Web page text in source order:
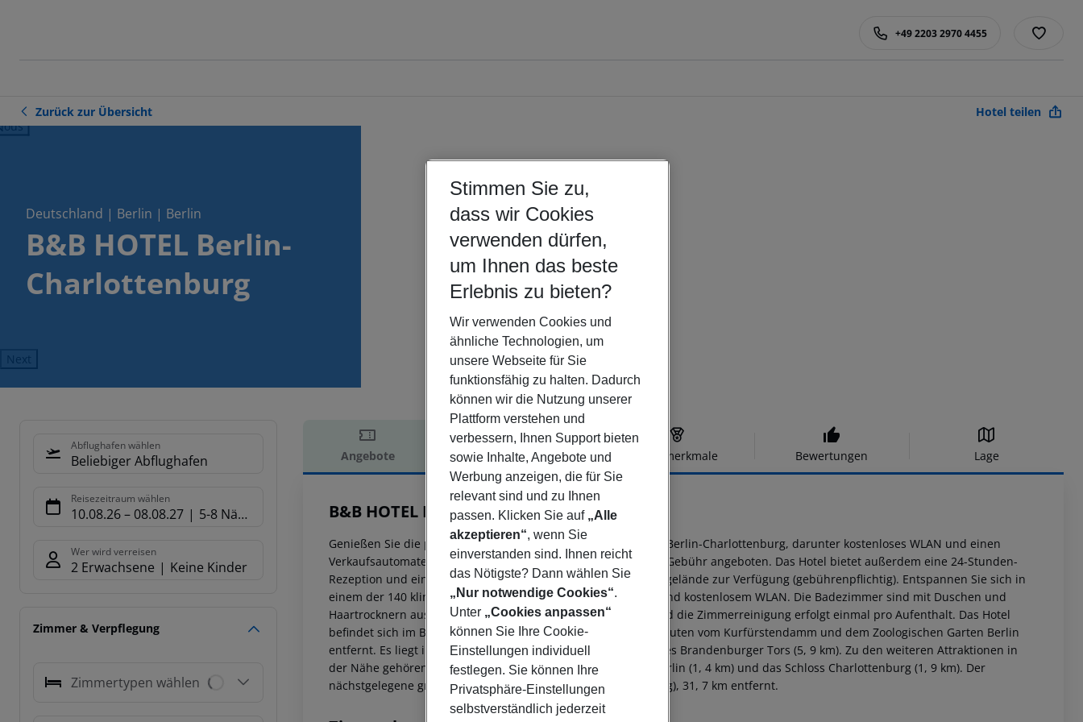
+49 2203 2970 4455
Zurück zur Übersicht Hotel teilen
Deutschland | Berlin | Berlin
B&B HOTEL Berlin-
Charlottenburg
Next
Abflughafen wählen
Beliebiger Abflughafen
Reisezeitraum wählen
10.08.26– 08.08.27 5-8 Nächte
Wer wird verreisen
2 Erwachsene Keine Kinder
Zimmer & Verpflegung
Zimmertypen wählen
Angebote Hotelbeschreibung Hotelmerkmale Bewertungen Lage
Hotelbeschreibung
B&B HOTEL Berlin-Charlottenburg
Genießen Sie die praktischen Annehmlichkeiten im B&B Hotel Berlin-Charlottenburg, darunter kostenloses WLAN und einen
Verkaufsautomaten. Frühstücksbuffet wird wochentags gegen Gebühr angeboten. Das Hotel bietet außerdem eine 24-Stunden-
Rezeption und einen Aufzug. Parkplätze stehen auf dem Hotelgelände zur Verfügung (gebührenpflichtig). Entspannen Sie sich in
einem der 140 klimatisierten Zimmer mit Flachbildfernseher und kostenlosem WLAN. Die Badezimmer sind mit Duschen und
Haartrocknern ausgestattet. Schreibtische sind vorhanden, und die Zimmerreinigung erfolgt einmal pro Aufenthalt. Das Hotel
befindet sich im Berliner Bezirk Charlottenburg, nur 5 Autominuten vom Kurfürstendamm und dem Zoologischen Garten Berlin
entfernt. Es liegt in der Nähe der Messe Berlin (1, 1 km) und des Brandenburger Tors (5, 9 km). Zu den weiteren Attraktionen in
der Nähe gehören die Deutsche Oper Berlin (1 km), das ICC Berlin (1, 4 km) und das Schloss Charlottenburg (1, 9 km). Der
nächstgelegene größere Flughafen ist Berlin (BER-Brandenburg), 31, 7 km entfernt.
Stimmen Sie zu,
dass wir Cookies
verwenden dürfen,
um Ihnen das beste
Erlebnis zu bieten?
Wir verwenden Cookies und
ähnliche Technologien, um
unsere Webseite für Sie
funktionsfähig zu halten. Dadurch
können wir die Nutzung unserer
Plattform verstehen und
verbessern, Ihnen Support bieten
sowie Inhalte, Angebote und
Werbung anzeigen, die für Sie
relevant sind und zu Ihnen
passen. Klicken Sie auf „Alle
akzeptieren“, wenn Sie
einverstanden sind. Ihnen reicht
das Nötigste? Dann wählen Sie
„Nur notwendige Cookies“.
Unter „Cookies anpassen“
können Sie Ihre Cookie-
Einstellungen individuell
festlegen. Sie können Ihre
Privatsphäre-Einstellungen
selbstverständlich jederzeit